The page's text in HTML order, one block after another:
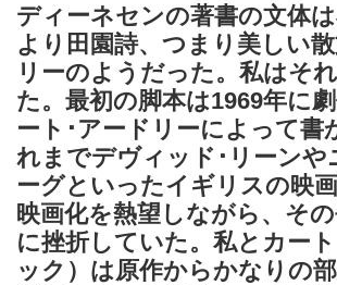
ディーネセンの著書の文体
より田園詩、つまり美しい
リーのようだった。私はそ
た。最初の脚本は1969年に
ート･アードリーによって書
れまでデヴィッド･リーンや
ーグといったイギリスの映
映画化を熱望しながら、そ
に挫折していた。私とカー
ック）は原作からかなりの